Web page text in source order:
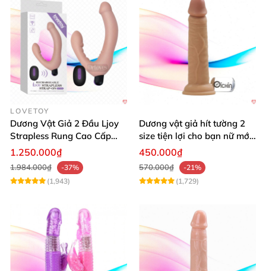
LOVETOY
Dương Vật Giả 2 Đầu Ljoy
Strapless Rung Cao Cấp
ĐKTX Mạnh Mẽ
1.250.000₫
1.984.000₫
-37%
(1,943)
Dương vật giả hít tường 2
size tiện lợi cho bạn nữ mới
dùng
450.000₫
570.000₫
-21%
(1,729)